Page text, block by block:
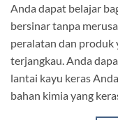
Anda dapat belajar
bersinar tanpa
peralatan dan produk
terjangkau. Anda
lantai kayu keras
bahan kimia yang